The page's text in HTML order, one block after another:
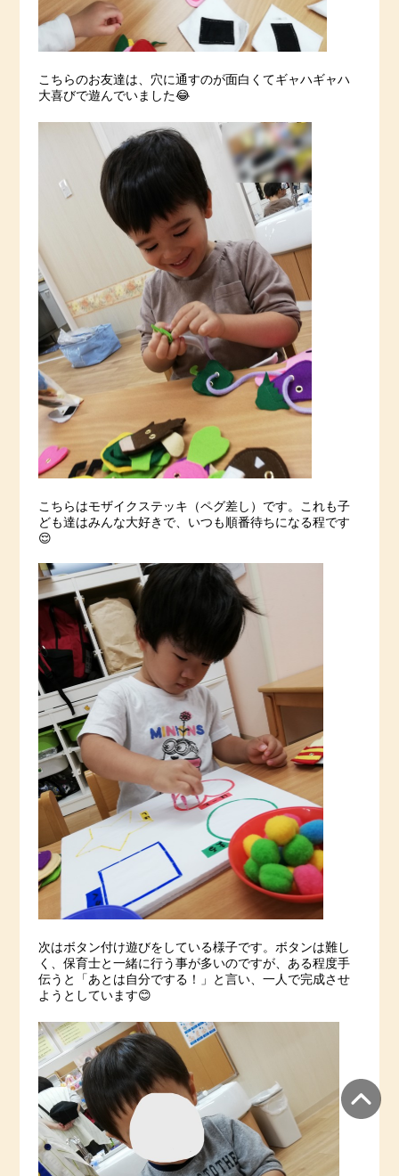
こちらのお友達は、穴に通すのが面白くてギャハギャハ
大喜びで遊んでいました😂
こちらはモザイクステッキ（ペグ差し）です。これも子
ども達はみんな大好きで、いつも順番待ちになる程です
😌
次はボタン付け遊びをしている様子です。ボタンは難し
く、保育士と一緒に行う事が多いのですが、ある程度手
伝うと「あとは自分でする！」と言い、一人で完成させ
ようとしています😊